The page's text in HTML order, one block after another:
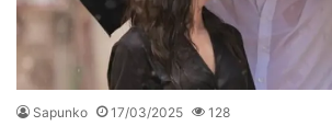
Sapunko 17/03/2025 128